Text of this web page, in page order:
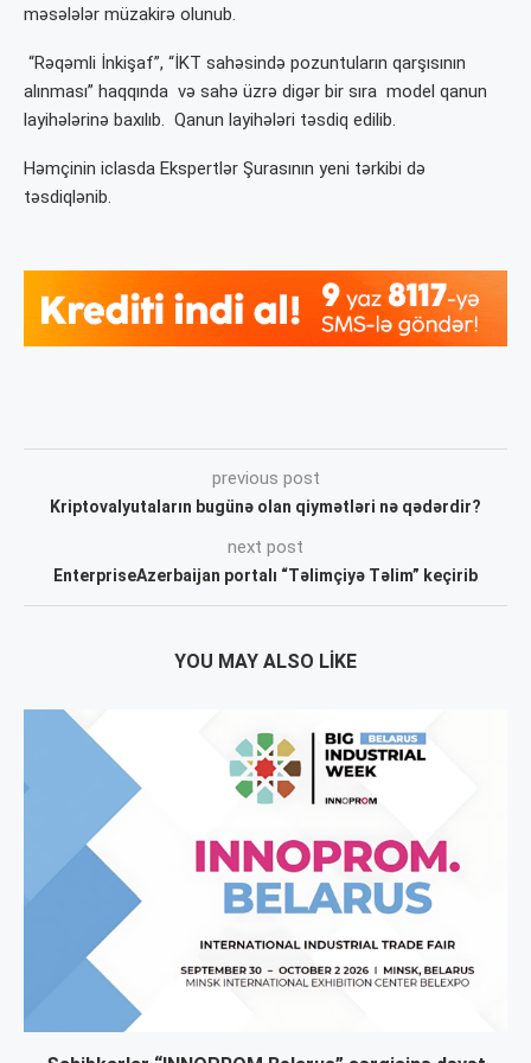
məsələlər müzakirə olunub.
“Rəqəmli İnkişaf”, “İKT sahəsində pozuntuların qarşısının
alınması” haqqında və sahə üzrə digər bir sıra model qanun
layihələrinə baxılıb. Qanun layihələri təsdiq edilib.
Həmçinin iclasda Ekspertlər Şurasının yeni tərkibi də
təsdiqlənib.
previous post
Kriptovalyutaların bugünə olan qiymətləri nə qədərdir?
next post
EnterpriseAzerbaijan portalı “Təlimçiyə Təlim” keçirib
YOU MAY ALSO LIKE